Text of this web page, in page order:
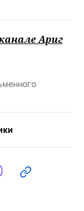
Ариг